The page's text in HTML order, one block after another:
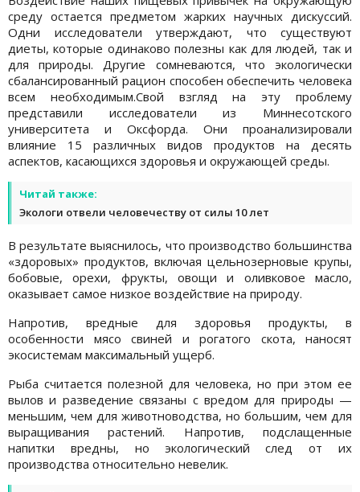
среду остается предметом жарких научных дискуссий.
Одни исследователи утверждают, что существуют
диеты, которые одинаково полезны как для людей, так и
для природы. Другие сомневаются, что экологически
сбалансированный рацион способен обеспечить человека
всем необходимым.Свой взгляд на эту проблему
представили исследователи из Миннесотского
университета и Оксфорда. Они проанализировали
влияние 15 различных видов продуктов на десять
аспектов, касающихся здоровья и окружающей среды.
Читай также:
Экологи отвели человечеству от силы 10 лет
В результате выяснилось, что производство большинства
«здоровых» продуктов, включая цельнозерновые крупы,
бобовые, орехи, фрукты, овощи и оливковое масло,
оказывает самое низкое воздействие на природу.
Напротив, вредные для здоровья продукты, в
особенности мясо свиней и рогатого скота, наносят
экосистемам максимальный ущерб.
Рыба считается полезной для человека, но при этом ее
вылов и разведение связаны с вредом для природы —
меньшим, чем для животноводства, но большим, чем для
выращивания растений. Напротив, подслащенные
напитки вредны, но экологический след от их
производства относительно невелик.